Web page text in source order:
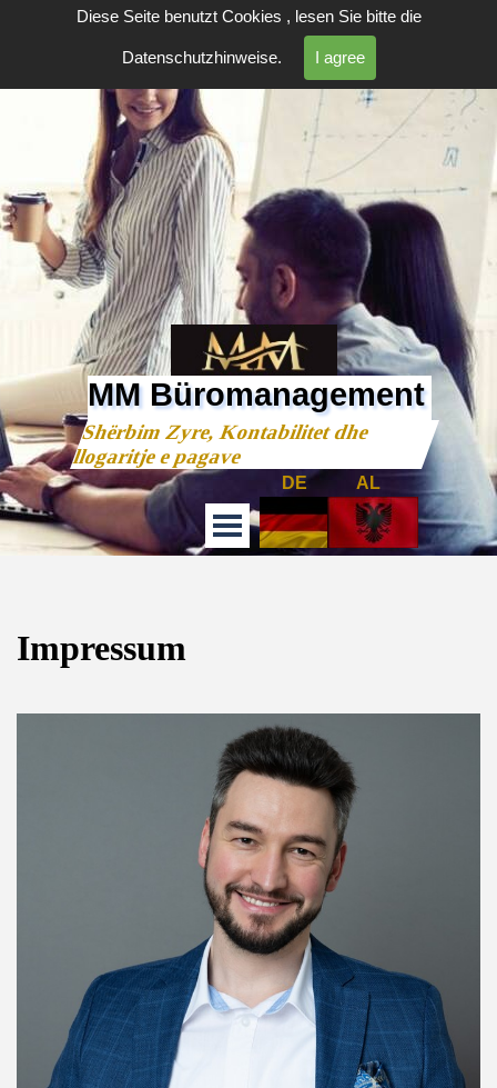
Diese Seite benutzt Cookies , lesen Sie bitte die
Datenschutzhinweise. I agree
MM Büromanagement
Shërbim Zyre, Kontabilitet dhe
llogaritje e pagave
DE A L
Impressum